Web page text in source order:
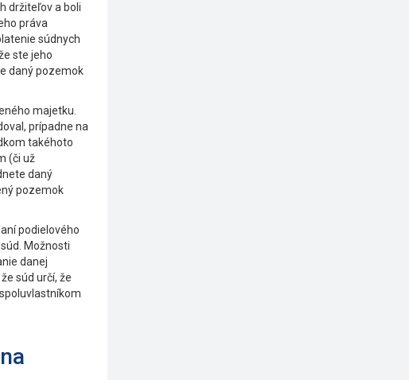
držiteľov a boli
práva
súdnych
ste jeho
daný pozemok
majetku.
prípadne na
takéhoto
(či už
daný
pozemok
podielového
Možnosti
danej
súd určí, že